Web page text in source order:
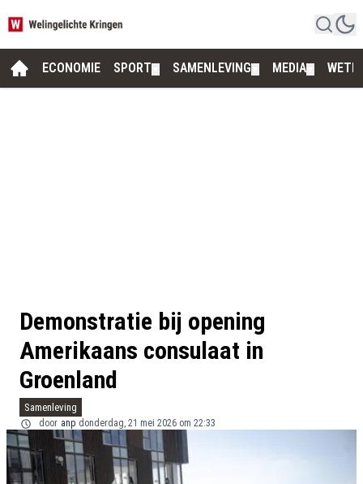
ECONOMIE SPORT SAMENLEVING MEDIA
Demonstratie bij opening
Amerikaans consulaat in
Groenland
Samenleving
door anp donderdag, 21 mei 2026 om 22:33